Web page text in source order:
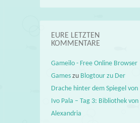
EURE LETZTEN
KOMMENTARE
Gameilo - Free Online Browser
Games zu Blogtour zu Der
Drache hinter dem Spiegel von
Ivo Pala – Tag 3: Bibliothek von
Alexandria